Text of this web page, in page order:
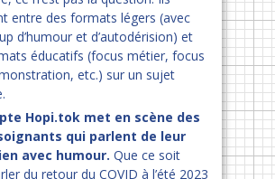
entre des formats légers (avec
d’humour et d’autodérision) et
éducatifs (focus métier, focus
etc.) sur un sujet
Hopi.tok met en scène des
qui parlent de leur
avec humour. Que ce soit
du retour du COVID à l’été 2023